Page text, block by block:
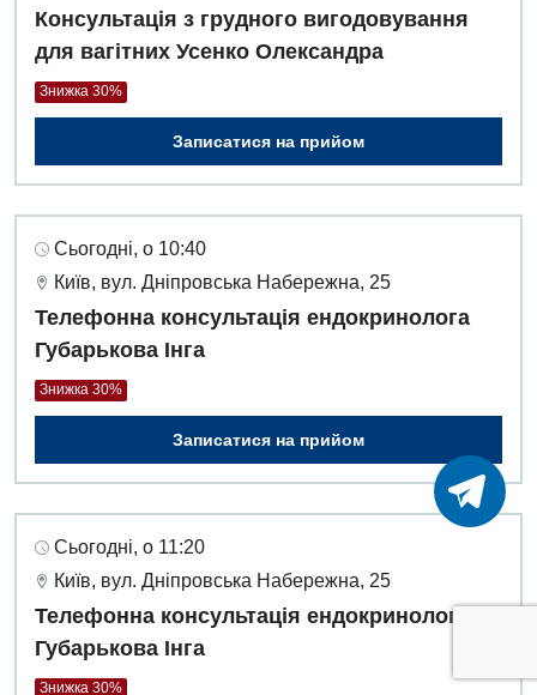
Консультація з грудного вигодовування
для вагітних Усенко Олександра
Знижка 30%
Записатися на прийом
Сьогодні, о 10:40
Київ, вул. Дніпровська Набережна, 25
Телефонна консультація ендокринолога
Губарькова Інга
Знижка 30%
Записатися на прийом
Сьогодні, о 11:20
Київ, вул. Дніпровська Набережна, 25
Телефонна консультація ендокринолога
Губарькова Інга
Знижка 30%